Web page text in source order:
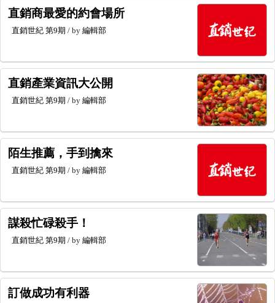
直銷商最愛的約會場所
直銷世紀 第9期 / by 編輯部
直銷產業資訊大公開
直銷世紀 第9期 / by 編輯部
陌生推薦，手到擒來
直銷世紀 第9期 / by 編輯部
謀殺忙碌殺手！
直銷世紀 第9期 / by 編輯部
訂做成功有利器